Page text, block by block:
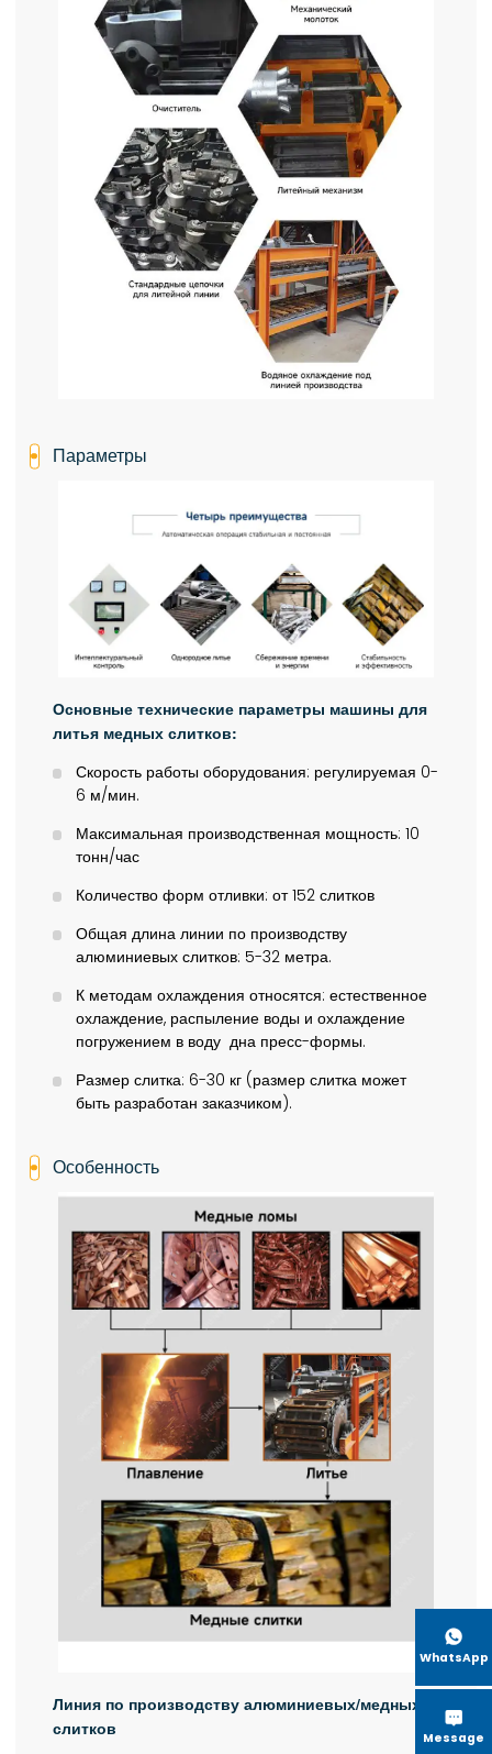

WhatsApp

Message
Параметры
Основные технические параметры машины для
литья медных слитков:
Скорость работы оборудования: регулируемая 0-
6 м/мин.
Максимальная производственная мощность: 10
тонн/час
Количество форм отливки: от 152 слитков
Общая длина линии по производству
алюминиевых слитков: 5-32 метра.
К методам охлаждения относятся: естественное
охлаждение, распыление воды и охлаждение
погружением в воду дна пресс-формы.
Размер слитка: 6-30 кг (размер слитка может
быть разработан заказчиком).
Особенность
Линияпо производству алюминиевых/медных
слитков